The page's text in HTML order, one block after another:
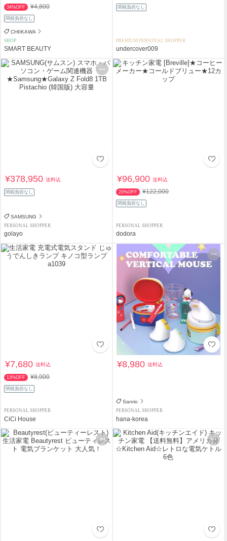
34%OFF ¥4,800
関税負担なし
CHIIKAWA
SHOP
SMART BEAUTY
関税負担なし
PREMIUM PERSONAL SHOPPER
undercover009
¥378,950送料込
関税負担なし
SAMSUNG
PERSONAL SHOPPER
golayo
¥96,900送料込
20%OFF ¥122,000
関税負担なし
PERSONAL SHOPPER
dodora
¥7,680送料込
13%OFF ¥8,900
関税負担なし
PERSONAL SHOPPER
CiCi House
¥8,980送料込
Sanrio
PERSONAL SHOPPER
hana-korea